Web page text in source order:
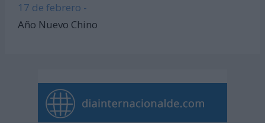
17 de febrero -
Año Nuevo Chino